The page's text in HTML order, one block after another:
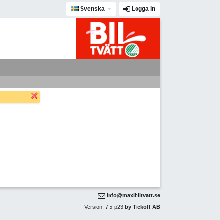
Svenska Logga in
info@maxibiltvatt.se
Version: 7.5-p23 by Tickoff AB